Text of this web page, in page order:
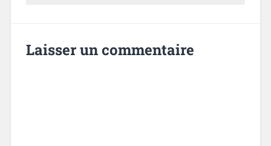
Laisser un commentaire